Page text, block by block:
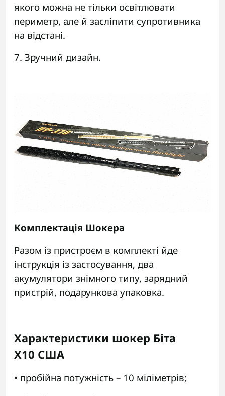
якого можна не тільки освітлювати
периметр, але й засліпити супротивника
на відстані.
7. Зручний дизайн.
Комплектація Шокера
Разом із пристроєм в комплекті йде
інструкція із застосування, два
акумулятори знімного типу, зарядний
пристрій, подарункова упаковка.
Характеристики шокер Біта
Х10 США
• пробійна потужність – 10 міліметрів;